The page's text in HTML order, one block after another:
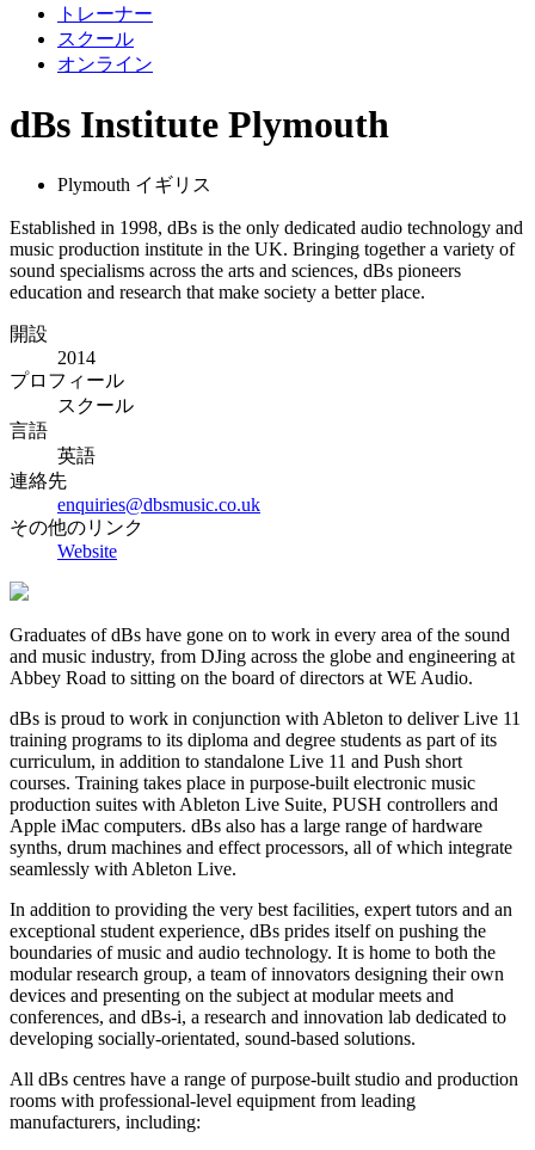
トレーナー
スクール
オンライン
dBs Institute Plymouth
Plymouth イギリス
Established in 1998, dBs is the only dedicated audio technology and
music production institute in the UK. Bringing together a variety of
sound specialisms across the arts and sciences, dBs pioneers
education and research that make society a better place.
開設
2014
プロフィール
スクール
言語
英語
連絡先
enquiries@dbsmusic.co.uk
その他のリンク
Website
Graduates of dBs have gone on to work in every area of the sound
and music industry, from DJing across the globe and engineering at
Abbey Road to sitting on the board of directors at WE Audio.
dBs is proud to work in conjunction with Ableton to deliver Live 11
training programs to its diploma and degree students as part of its
curriculum, in addition to standalone Live 11 and Push short
courses. Training takes place in purpose-built electronic music
production suites with Ableton Live Suite, PUSH controllers and
Apple iMac computers. dBs also has a large range of hardware
synths, drum machines and effect processors, all of which integrate
seamlessly with Ableton Live.
In addition to providing the very best facilities, expert tutors and an
exceptional student experience, dBs prides itself on pushing the
boundaries of music and audio technology. It is home to both the
modular research group, a team of innovators designing their own
devices and presenting on the subject at modular meets and
conferences, and dBs-i, a research and innovation lab dedicated to
developing socially-orientated, sound-based solutions.
All dBs centres have a range of purpose-built studio and production
rooms with professional-level equipment from leading
manufacturers, including: